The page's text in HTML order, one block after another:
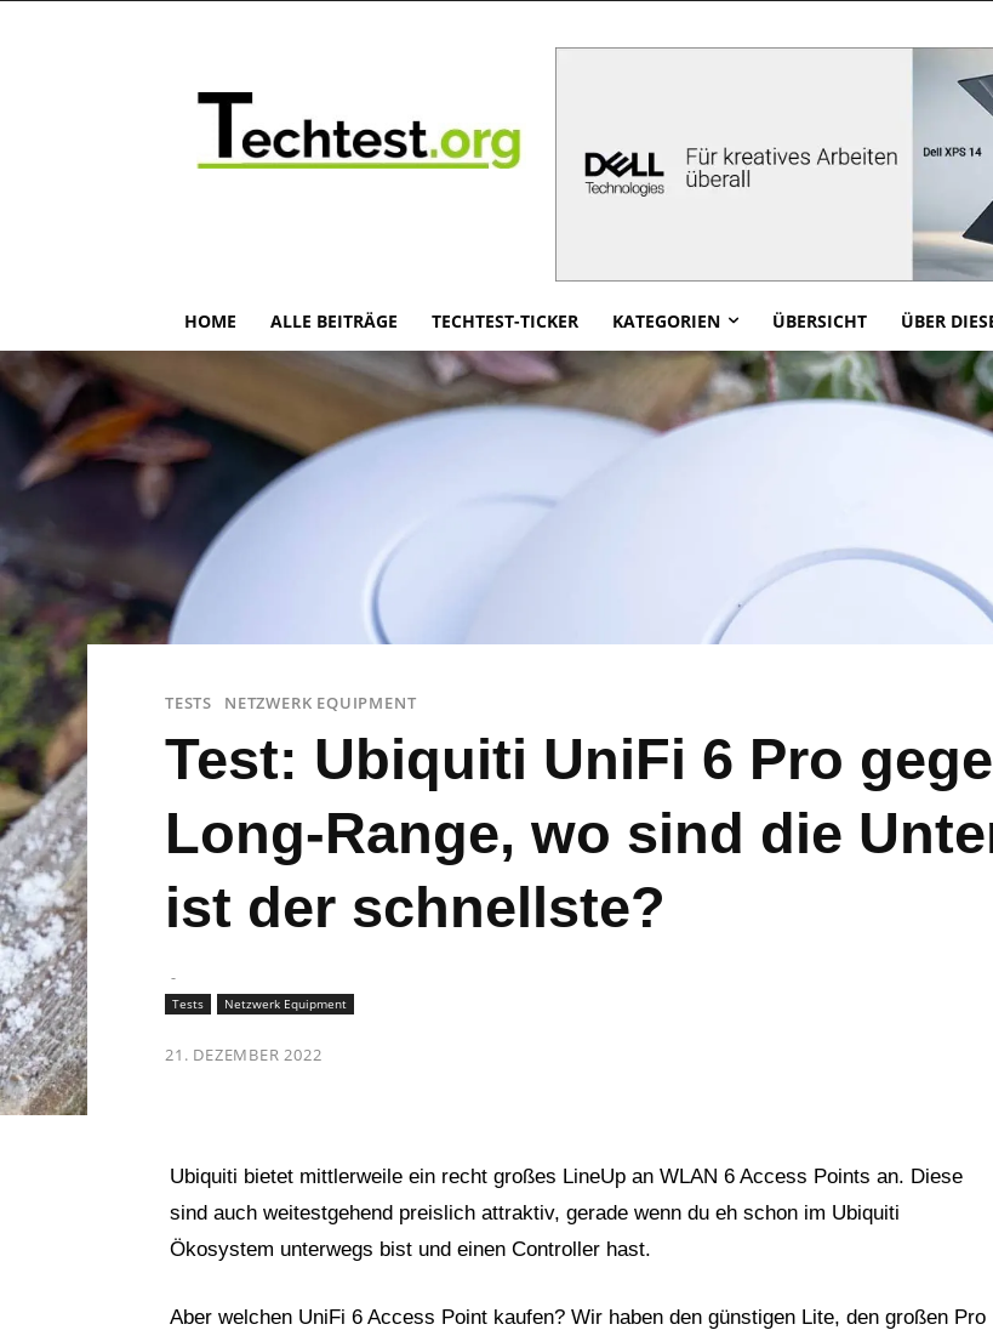
HOME ALLE BEITRÄGE TECHTEST-TICKER KATEGORIEN ÜBERSICHT ÜBER
TESTS NETZWERK EQUIPMENT
Test: Ubiquiti UniFi 6 Pro
Long-Range, wo sind die
ist der schnellste?
-
Tests
Netzwerk Equipment
21. DEZEMBER 2022
Ubiquiti bietet mittlerweile ein recht großes LineUp an WLAN 6 Access Points an. Diese
sind auch weitestgehend preislich attraktiv, gerade wenn du eh schon im Ubiquiti
Ökosystem unterwegs bist und einen Controller hast.
Aber welchen UniFi 6 Access Point kaufen? Wir haben den günstigen Lite, den großen Pro